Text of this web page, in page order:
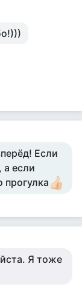
Если
а если
прогулка
Я тоже